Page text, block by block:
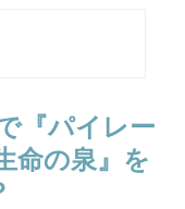
『パイレー
命の泉』を